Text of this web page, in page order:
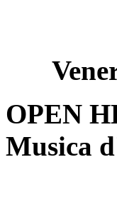
OPEN
Musica